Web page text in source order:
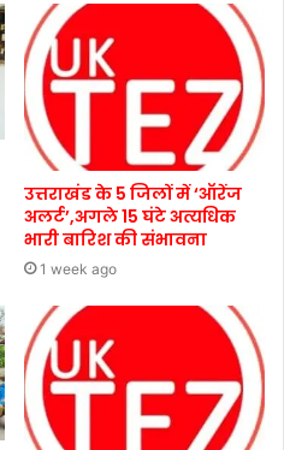
उत्तराखंड के 5 जिलों में ‘ऑरेंज
अलर्ट’,अगले 15 घंटे अत्यधिक
भारी बारिश की संभावना
1 week ago